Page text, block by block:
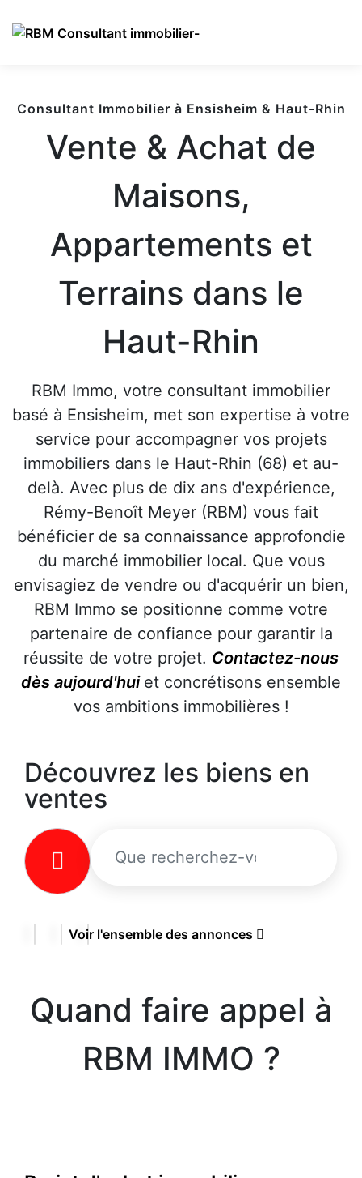
Consultant Immobilier à Ensisheim & Haut-Rhin
Vente & Achat de
Maisons,
Appartements et
Terrains dans le
Haut-Rhin
RBM Immo, votre consultant immobilier
basé à Ensisheim, met son expertise à votre
service pour accompagner vos projets
immobiliers dans le Haut-Rhin (68) et au-
delà. Avec plus de dix ans d'expérience,
Rémy-Benoît Meyer (RBM) vous fait
bénéficier de sa connaissance approfondie
du marché immobilier local. Que vous
envisagiez de vendre ou d'acquérir un bien,
RBM Immo se positionne comme votre
partenaire de confiance pour garantir la
réussite de votre projet. Contactez-nous
dès aujourd'hui et concrétisons ensemble
vos ambitions immobilières !
Découvrez les biens en
ventes
Voir l'ensemble des annonces
Quand faire appel à
RBM IMMO ?